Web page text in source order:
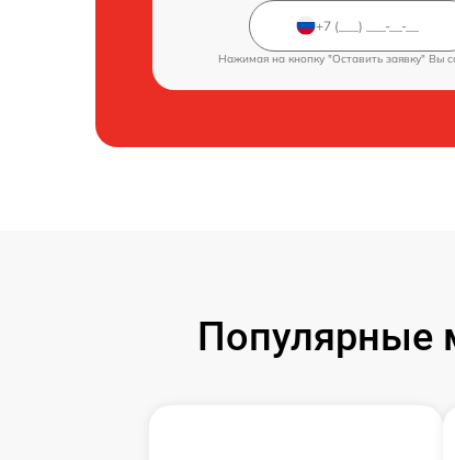
Нажимая на кнопку "Оставить заявку" Вы
Популярные